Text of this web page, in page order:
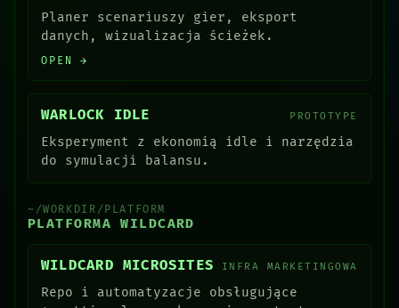
Planer scenariuszy gier, eksport
danych, wizualizacja ścieżek.
OPEN →
WARLOCK IDLE PROTOTYPE
Eksperyment z ekonomią idle i narzędzia
do symulacji balansu.
~/WORKDIR/PLATFORM
PLATFORMA WILDCARD
WILDCARD MICROSITES INFRA MARKETINGOWA
Repo i automatyzacje obsługujące